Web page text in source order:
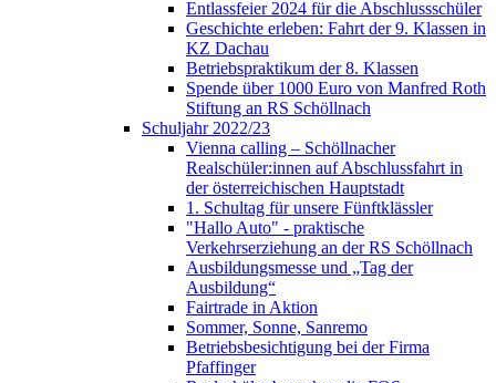
Entlassfeier 2024 für die Abschlussschüler
Geschichte erleben: Fahrt der 9. Klassen in
KZ Dachau
Betriebspraktikum der 8. Klassen
Spende über 1000 Euro von Manfred Roth
Stiftung an RS Schöllnach
Schuljahr 2022/23
Vienna calling – Schöllnacher
Realschüler:innen auf Abschlussfahrt in
der österreichischen Hauptstadt
1. Schultag für unsere Fünftklässler
"Hallo Auto" - praktische
Verkehrserziehung an der RS Schöllnach
Ausbildungsmesse und „Tag der
Ausbildung“
Fairtrade in Aktion
Sommer, Sonne, Sanremo
Betriebsbesichtigung bei der Firma
Pfaffinger